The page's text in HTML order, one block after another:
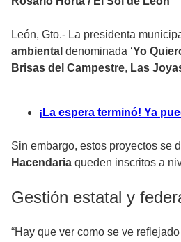
León, Gto.- La presidenta
ambiental denominada ‘Yo
Brisas del Campestre, Las
¡La espera terminó! Ya
Sin embargo, estos proyectos se
Hacendaria queden inscritos a
Gestión estatal y
“Hay que ver como se ve reflejado